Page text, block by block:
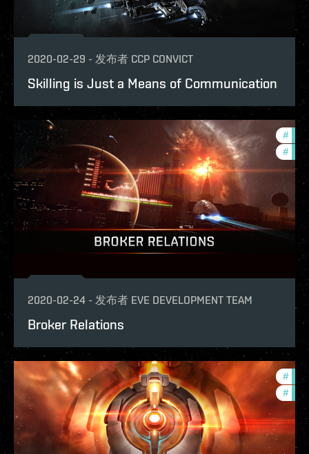
2020-02-29 - 发布者 CCP CONVICT
Skilling is Just a Means of Communication
#
#
2020-02-24 - 发布者 EVE DEVELOPMENT TEAM
Broker Relations
#
#